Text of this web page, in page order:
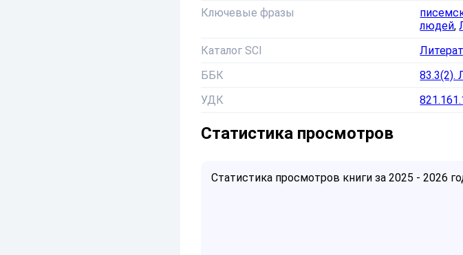
Ключевые фразы
людей,
Каталог SCI
ББК
83.3(2).
УДК
Статистика просмотров
Статистика просмотров книги за 2025 - 2026